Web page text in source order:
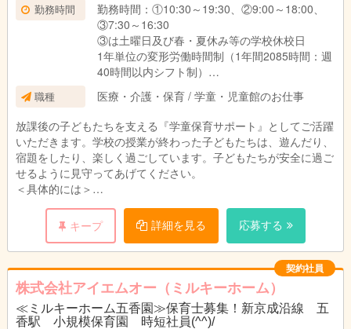
勤務時間
勤務時間：①10:30～19:30、②9:00～18:00、
③7:30～16:30
③は土曜日及び春・夏休み等の学校休校日
1年単位の変形労働時間制（1年間2085時間：週
40時間以内シフト制）
7:30～19:30の間の8時間 休憩60分、 時間外労
働 月平均10時間
職種
医療・介護・保育 / 学童・児童館のお仕事
放課後の子どもたちを支える『学童保育サポート』としてご活躍
いただきます。学校の授業が終わった子どもたちは、遊んだり、
宿題をしたり、楽しく過ごしています。子どもたちが安全に過ご
せるように見守ってあげてください。
＜具体的には＞
・行事の企画と実施 ・児童の受入れ、送り出し ・おやつ準
備、提供
・集団活動のサポート見守り ・お子様の帰宅後のお掃除
・保護者対応、・スケジュール作成、・お便り等の案内書の作成
・事務作業（PCの文字入力程度）
＊未経験可、 高校卒業以上
キープ 詳細を見る 応募する
契約社員
株式会社アイエムオー（ミルキーホーム）
≪ミルキーホーム五香園≫保育士募集！新京成沿線 五
香駅 小規模保育園 時短社員(^^)/